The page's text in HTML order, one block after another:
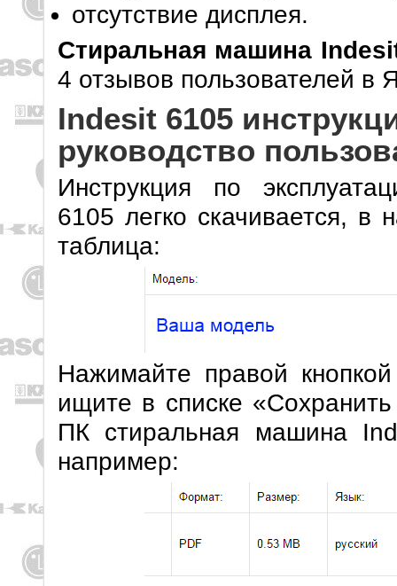
отсутствие дисплея.
Стиральная машина
4 отзывов пользователей в
Indesit 6105
руководство
Инструкция по
6105 легко скачивается, в
таблица:
Нажимайте правой
ищите в списке
ПК стиральная машина
например: